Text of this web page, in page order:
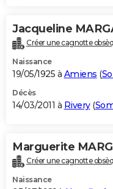
Jacqueline
Créer une cagnotte
Naissance
19/05/1925 à Amiens (
Décès
14/03/2011 à Rivery(
Marguerite
Créer une cagnotte
Naissance